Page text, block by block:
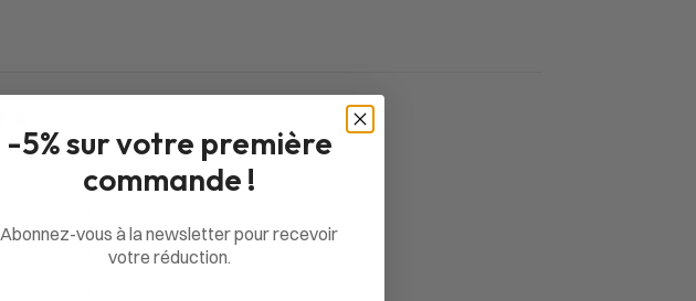
%
-5% sur votre première
commande !
Abonnez-vous à la newsletter pour recevoir
votre réduction.